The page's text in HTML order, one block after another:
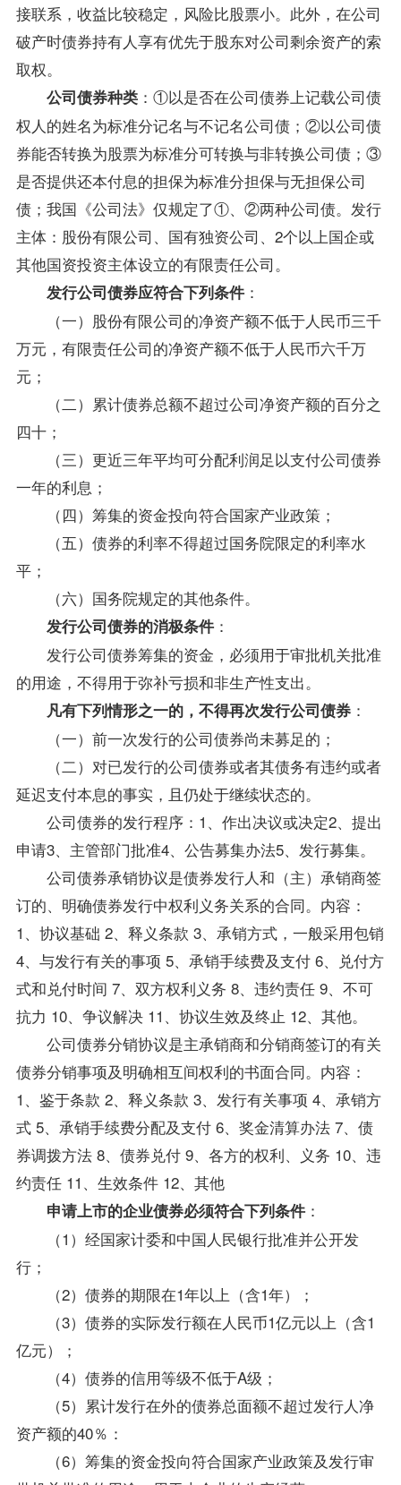
接联系，收益比较稳定，风险比股票小。此外，在公司
破产时债券持有人享有优先于股东对公司剩余资产的索
取权。
公司债券种类：①以是否在公司债券上记载公司债
权人的姓名为标准分记名与不记名公司债；②以公司债
券能否转换为股票为标准分可转换与非转换公司债；③
是否提供还本付息的担保为标准分担保与无担保公司
债；我国《公司法》仅规定了①、②两种公司债。发行
主体：股份有限公司、国有独资公司、2个以上国企或
其他国资投资主体设立的有限责任公司。
发行公司债券应符合下列条件：
（一）股份有限公司的净资产额不低于人民币三千
万元，有限责任公司的净资产额不低于人民币六千万
元；
（二）累计债券总额不超过公司净资产额的百分之
四十；
（三）更近三年平均可分配利润足以支付公司债券
一年的利息；
（四）筹集的资金投向符合国家产业政策 ；
（五）债券的利率不得超过国务院限定的利率水
平；
（六）国务院规定的其他条件。
发行公司债券的消极条件：
发行公司债券筹集的资金，必须用于审批机关批准
的用途，不得用于弥补亏损和非生产性支出。
凡有下列情形之一的，不得再次发行公司债券：
（一）前一次发行的公司债券尚未募足的；
（二）对已发行的公司债券或者其债务有违约或者
延迟支付本息的事实，且仍处于继续状态的。
公司债券的发行程序：1、作出决议或决定2、提出
申请3、主管部门批准4、公告募集办法5、发行募集。
公司债券承销协议是债券发行人和（主）承销商签
订的、明确债券发行中权利义务关系的合同。内容：
1、协议基础 2、释义条款 3、承销方式，一般采用包销
4、与发行有关的事项 5、承销手续费及支付 6、兑付方
式和兑付时间 7、双方权利义务 8、违约责任 9、不可
抗力 10、争议解决 11、协议生效及终止 12、其他。
公司债券分销协议是主承销商和分销商签订的有关
债券分销事项及明确相互间权利的书面合同。内容：
1、鉴于条款 2、释义条款 3、发行有关事项 4、承销方
式 5、承销手续费分配及支付 6、奖金清算办法 7、债
券调拨方法 8、债券兑付 9、各方的权利、义务 10、违
约责任 11、生效条件 12、其他
申请上市的企业债券必须符合下列条件：
（1）经国家计委和中国人民银行批准并公开发
行；
（2）债券的期限在1年以上（含1年）；
（3）债券的实际发行额在人民币1亿元以上（含1
亿元）；
（4）债券的信用等级不低于A级；
（5）累计发行在外的债券总面额不超过发行人净
资产额的40％：
（6）筹集的资金投向符合国家产业政策及发行审